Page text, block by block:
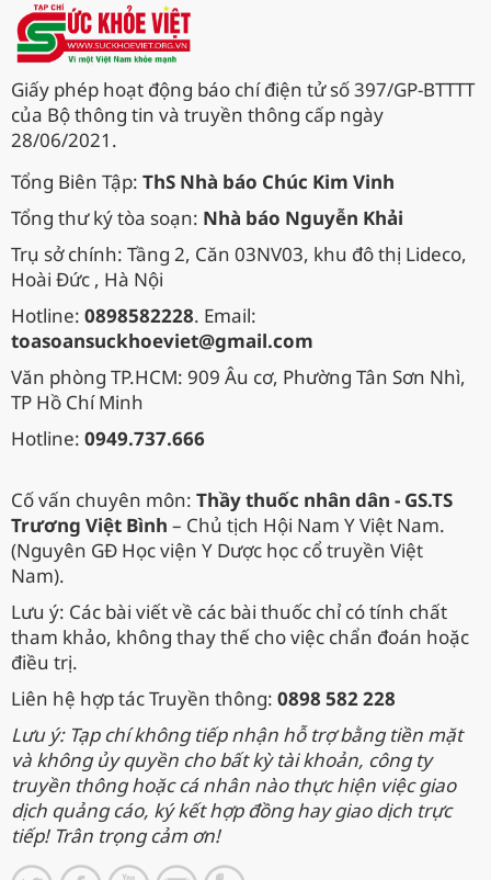
Giấy phép hoạt động báo chí điện tử số 397/GP-BTTTT
của Bộ thông tin và truyền thông cấp ngày
28/06/2021.
Tổng Biên Tập: ThS Nhà báo Chúc Kim Vinh
Tổng thư ký tòa soạn: Nhà báo Nguyễn Khải
Trụ sở chính: Tầng 2, Căn 03NV03, khu đô thị Lideco,
Hoài Đức , Hà Nội
Hotline: 0898582228. Email:
toasoansuckhoeviet@gmail.com
Văn phòng TP.HCM: 909 Âu cơ, Phường Tân Sơn Nhì,
TP Hồ Chí Minh
Hotline: 0949.737.666
Cố vấn chuyên môn: Thầy thuốc nhân dân - GS.TS
Trương Việt Bình – Chủ tịch Hội Nam Y Việt Nam.
(Nguyên GĐ Học viện Y Dược học cổ truyền Việt
Nam).
Lưu ý: Các bài viết về các bài thuốc chỉ có tính chất
tham khảo, không thay thế cho việc chẩn đoán hoặc
điều trị.
Liên hệ hợp tác Truyền thông: 0898 582 228
Lưu ý: Tạp chí không tiếp nhận hỗ trợ bằng tiền mặt
và không ủy quyền cho bất kỳ tài khoản, công ty
truyền thông hoặc cá nhân nào thực hiện việc giao
dịch quảng cáo, ký kết hợp đồng hay giao dịch trực
tiếp! Trân trọng cảm ơn!